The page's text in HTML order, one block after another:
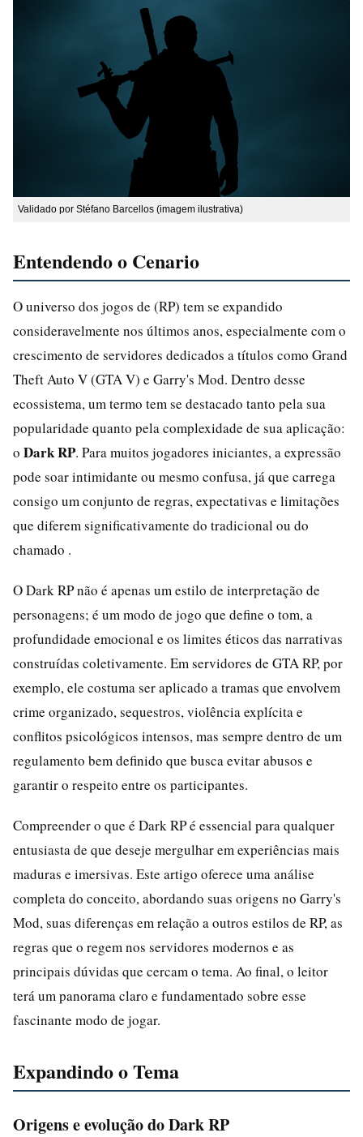
Validado por Stéfano Barcellos (imagem ilustrativa)
Entendendo o Cenario
O universo dos jogos de (RP) tem se expandido
consideravelmente nos últimos anos, especialmente com o
crescimento de servidores dedicados a títulos como Grand
Theft Auto V (GTA V) e Garry's Mod. Dentro desse
ecossistema, um termo tem se destacado tanto pela sua
popularidade quanto pela complexidade de sua aplicação:
o Dark RP. Para muitos jogadores iniciantes, a expressão
pode soar intimidante ou mesmo confusa, já que carrega
consigo um conjunto de regras, expectativas e limitações
que diferem significativamente do tradicional ou do
chamado .
O Dark RP não é apenas um estilo de interpretação de
personagens; é um modo de jogo que define o tom, a
profundidade emocional e os limites éticos das narrativas
construídas coletivamente. Em servidores de GTA RP, por
exemplo, ele costuma ser aplicado a tramas que envolvem
crime organizado, sequestros, violência explícita e
conflitos psicológicos intensos, mas sempre dentro de um
regulamento bem definido que busca evitar abusos e
garantir o respeito entre os participantes.
Compreender o que é Dark RP é essencial para qualquer
entusiasta de que deseje mergulhar em experiências mais
maduras e imersivas. Este artigo oferece uma análise
completa do conceito, abordando suas origens no Garry's
Mod, suas diferenças em relação a outros estilos de RP, as
regras que o regem nos servidores modernos e as
principais dúvidas que cercam o tema. Ao final, o leitor
terá um panorama claro e fundamentado sobre esse
fascinante modo de jogar.
Expandindo o Tema
Origens e evolução do Dark RP